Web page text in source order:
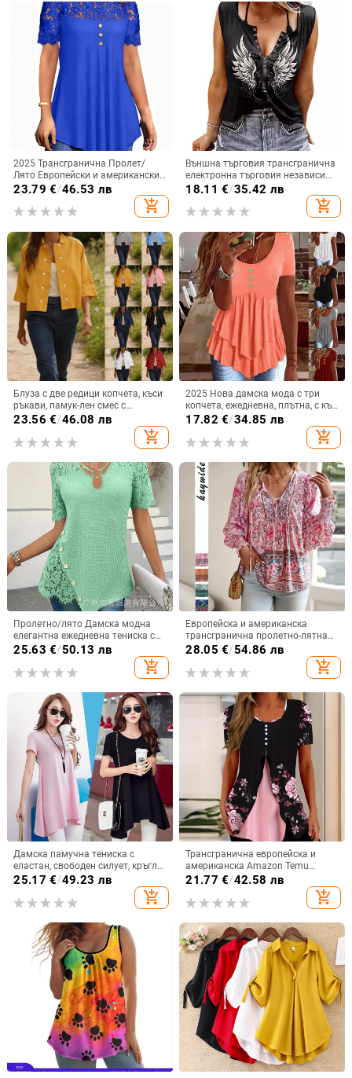
2025 Трансгранична Пролет/
Лято Европейски и американски
Ново дамско облекло
Едноцветна дантелена тениска с
къс ръкав и кръгло деколте
23.79 €/46.53 лв
add_shopping_cart
Външна търговия трансгранична
електронна търговия независима
станция Amazon Amazon нова
памучна дамска тениска
18.11 €/35.42 лв
add_shopping_cart
Блуза с две редици копчета, къси
ръкави, памук-лен смес с
спандекс, свободна кройка
23.56 €/46.08 лв
add_shopping_cart
2025 Нова дамска мода с три
копчета, ежедневна, плътна, с къс
ръкав, Amazon, трансгранична,
европейска и американска
17.82 €/34.85 лв
add_shopping_cart
Пролетно/лято Дамска модна
елегантна ежедневна тениска с
плетена дантела и бродерия,
плътен цвят, кръгло деколте, къс
ръкав, дамска дълга версия
25.63 €/50.13 лв
add_shopping_cart
Европейска и американска
трансгранична пролетно-лятна
2025 нова бохемска
ваканционна риза с дълъг ръкав
и V-образно деколте с връзки за
28.05 €/54.86 лв
add_shopping_cart
Дамска памучна тениска с
еластан, свободен силует, кръгло
деколте, къси ръкави, средна
25.17 €/49.23 лв
add_shopping_cart
Трансгранична европейска и
американска Amazon Temu
Лятна нова дамска тениска с
деколте, фалшива
ръкав
21.77 €/42.58 лв
add_shopping_cart